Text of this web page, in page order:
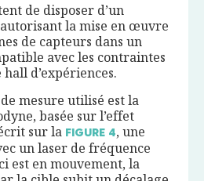
de disposer d’un
la mise en œuvre
de capteurs dans un
avec les contraintes
d’expériences.
mesure utilisé est la
basée sur l’effet
sur la FIGURE 4, une
un laser de fréquence
est en mouvement, la